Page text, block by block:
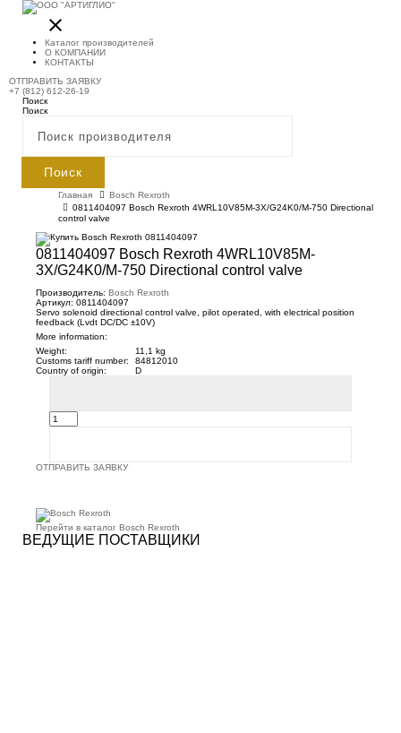
close
Каталог производителей
О КОМПАНИИ
КОНТАКТЫ
ОТПРАВИТЬ ЗАЯВКУ
+7 (812) 612-26-19
Поиск
Поиск
Поиск
Главная
Bosch Rexroth
0811404097 Bosch Rexroth 4WRL10V85M-3X/G24K0/M-750 Directional
control valve
0811404097 Bosch Rexroth 4WRL10V85M-
3X/G24K0/M-750 Directional control valve
Производитель: Bosch Rexroth
Артикул: 0811404097
Servo solenoid directional control valve, pilot operated, with electrical position
feedback (Lvdt DC/DC ±10V)
More information:
Weight:
11,1 kg
Customs tariff number:
84812010
Country of origin:
D
ОТПРАВИТЬ ЗАЯВКУ
Перейти в каталог Bosch Rexroth
ВЕДУЩИЕ ПОСТАВЩИКИ